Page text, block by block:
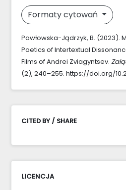
Formaty cytowań
Pawłowska-Jądrzyk, B. (2023).
Poetics of Intertextual
Films of Andrei Zviagyntsev.
(2), 240–255. https://doi.org/
CITED BY / SHARE
LICENCJA